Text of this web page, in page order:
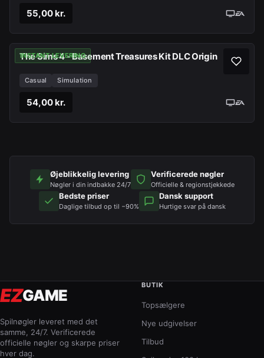
55,00 kr.
INSTANT LEVERING
The Sims 4 - Basement Treasures Kit DLC Origin
Casual Simulation
54,00 kr.
Øjeblikkelig levering
Nøgler i din indbakke 24/7
Verificerede nøgler
Officielle & regionstjekkede
Bedste priser
Daglige tilbud op til −90%
Dansk support
Hurtige svar på dansk
EZGAME
Spilnøgler leveret med det
samme, 24/7. Verificerede
officielle nøgler og skarpe priser
hver dag.
BUTIK
Topsælgere
Nye udgivelser
Tilbud